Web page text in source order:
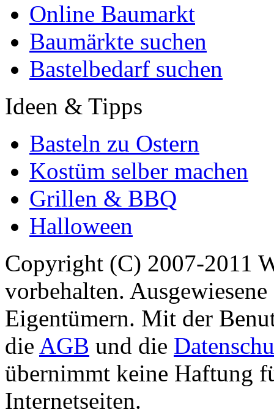
Online Baumarkt
Baumärkte suchen
Bastelbedarf suchen
Ideen & Tipps
Basteln zu Ostern
Kostüm selber machen
Grillen & BBQ
Halloween
Copyright (C) 2007-2011
vorbehalten.
Eigentümern. Mit der
die AGB und die
übernimmt keine Haftung
Internetseiten.